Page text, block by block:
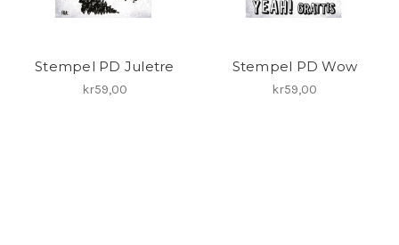
Stempel PD Juletre
kr59,00
Stempel PD Wow
kr59,00